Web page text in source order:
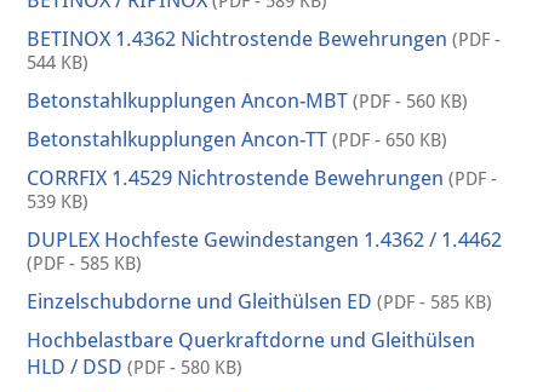
BETINOX 1.4362 Nichtrostende Bewehrungen (PDF -
544 KB)
Betonstahlkupplungen Ancon-MBT (PDF - 560 KB)
Betonstahlkupplungen Ancon-TT (PDF - 650 KB)
CORRFIX 1.4529 Nichtrostende Bewehrungen (PDF -
539 KB)
DUPLEX Hochfeste Gewindestangen 1.4362 / 1.4462
(PDF - 585 KB)
Einzelschubdorne und Gleithülsen ED (PDF - 585 KB)
Hochbelastbare Querkraftdorne und Gleithülsen
HLD / DSD (PDF - 580 KB)